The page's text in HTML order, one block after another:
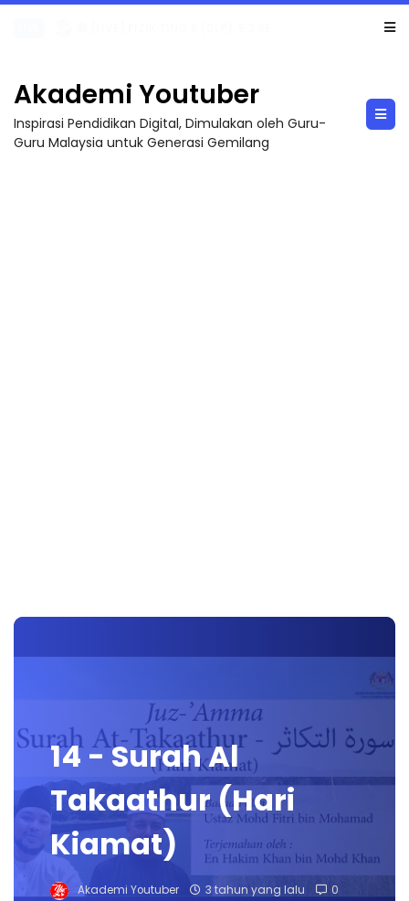
Akademi Youtuber
Inspirasi Pendidikan Digital, Dimulakan oleh Guru-
Guru Malaysia untuk Generasi Gemilang
14 - Surah Al
Takaathur (Hari
Kiamat)
Akademi Youtuber 3 tahun yang lalu 0